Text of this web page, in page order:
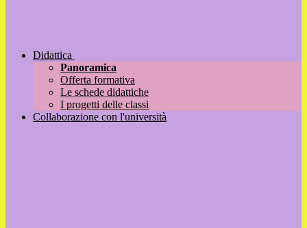
Didattica
Panoramica
Offerta formativa
Le schede didattiche
I progetti delle classi
Collaborazione con l'università